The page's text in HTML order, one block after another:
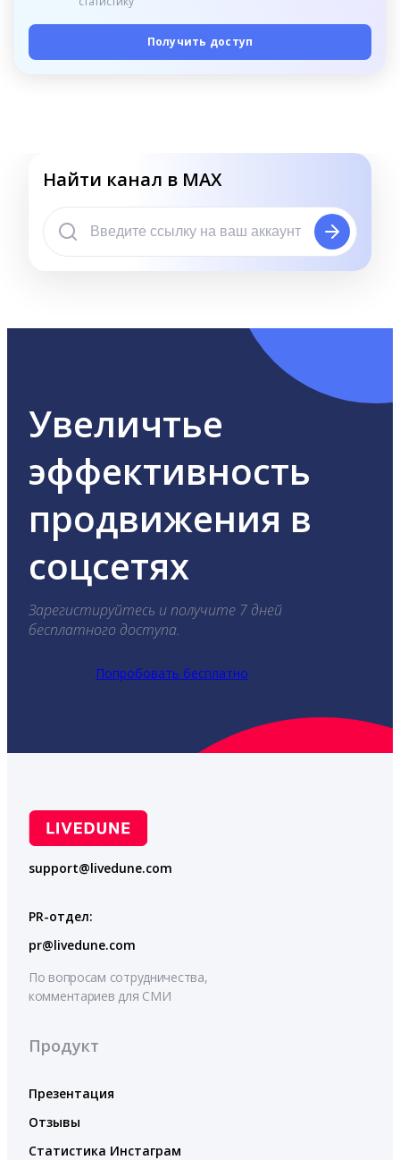
Получить доступ
Найти канал в MAX
Увеличтье
эффективность
продвижения в
соцсетях
Зарегистируйтесь и получите 7 дней
бесплатного доступа.
Попробовать бесплатно
support@livedune.com
PR-отдел:
pr@livedune.com
По вопросам сотрудничества,
комментариев для СМИ
Продукт
Презентация
Отзывы
Статистика Инстаграм